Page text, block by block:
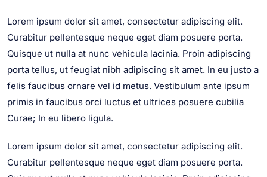
Lorem ipsum dolor sit amet, consectetur adipiscing elit.
Curabitur pellentesque neque eget diam posuere porta.
Quisque ut nulla at nunc vehicula lacinia. Proin adipiscing
porta tellus, ut feugiat nibh adipiscing sit amet. In eu justo a
felis faucibus ornare vel id metus. Vestibulum ante ipsum
primis in faucibus orci luctus et ultrices posuere cubilia
Curae; In eu libero ligula.
Lorem ipsum dolor sit amet, consectetur adipiscing elit.
Curabitur pellentesque neque eget diam posuere porta.